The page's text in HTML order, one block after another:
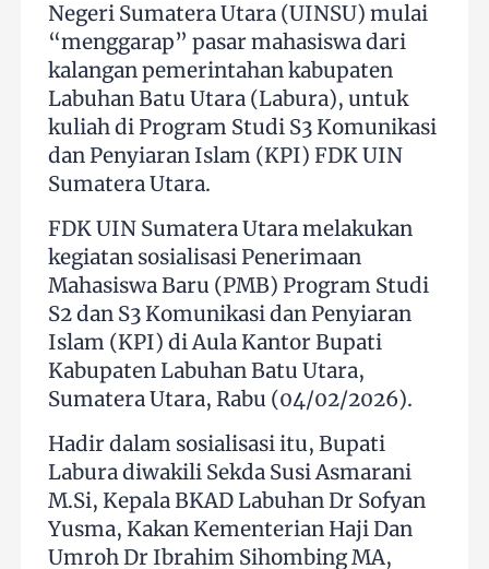
Negeri Sumatera Utara (UINSU) mulai
“menggarap” pasar mahasiswa dari
kalangan pemerintahan kabupaten
Labuhan Batu Utara (Labura), untuk
kuliah di Program Studi S3 Komunikasi
dan Penyiaran Islam (KPI) FDK UIN
Sumatera Utara.
FDK UIN Sumatera Utara melakukan
kegiatan sosialisasi Penerimaan
Mahasiswa Baru (PMB) Program Studi
S2 dan S3 Komunikasi dan Penyiaran
Islam (KPI) di Aula Kantor Bupati
Kabupaten Labuhan Batu Utara,
Sumatera Utara, Rabu (04/02/2026).
Hadir dalam sosialisasi itu, Bupati
Labura diwakili Sekda Susi Asmarani
M.Si, Kepala BKAD Labuhan Dr Sofyan
Yusma, Kakan Kementerian Haji Dan
Umroh Dr Ibrahim Sihombing MA,